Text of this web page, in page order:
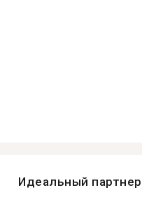
Идеальный